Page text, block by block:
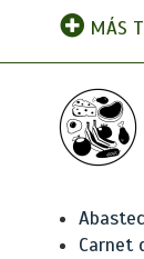
MÁS
Carnet